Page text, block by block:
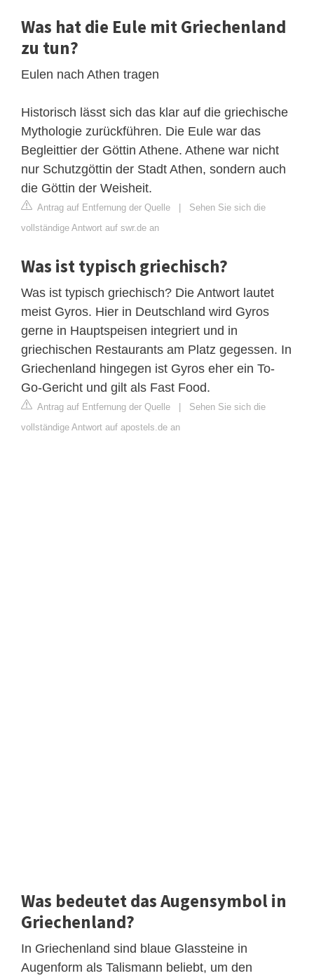
Was hat die Eule mit Griechenland
zu tun?
Eulen nach Athen tragen
Historisch lässt sich das klar auf die griechische
Mythologie zurückführen. Die Eule war das
Begleittier der Göttin Athene. Athene war nicht
nur Schutzgöttin der Stadt Athen, sondern auch
die Göttin der Weisheit.
Antrag auf Entfernung der Quelle | Sehen Sie sich die
vollständige Antwort auf swr.de an
Was ist typisch griechisch?
Was ist typisch griechisch? Die Antwort lautet
meist Gyros. Hier in Deutschland wird Gyros
gerne in Hauptspeisen integriert und in
griechischen Restaurants am Platz gegessen. In
Griechenland hingegen ist Gyros eher ein To-
Go-Gericht und gilt als Fast Food.
Antrag auf Entfernung der Quelle | Sehen Sie sich die
vollständige Antwort auf apostels.de an
Was bedeutet das Augensymbol in
Griechenland?
In Griechenland sind blaue Glassteine in
Augenform als Talismann beliebt, um den